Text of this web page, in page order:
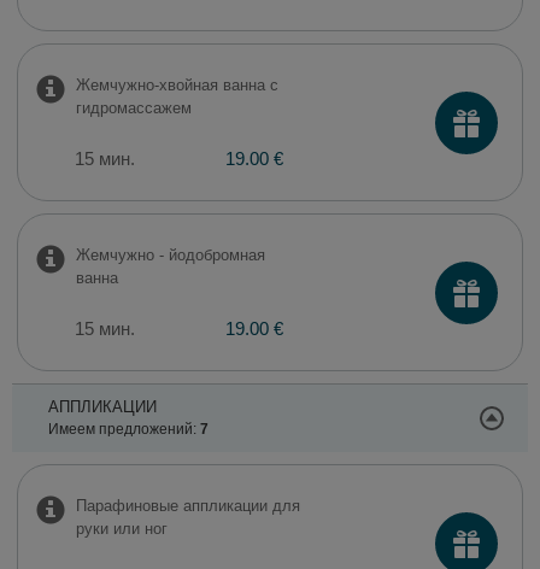
Жемчужно-хвойная ванна с
гидромассажем
15 мин. 19.00 €
Жемчужно - йодобромная
ванна
15 мин. 19.00 €
АППЛИКАЦИИ
Имеем предложений: 7
Парафиновые аппликации для
руки или ног